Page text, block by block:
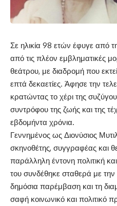
Σε ηλικία 98 ετών έφυγε από
από τις πλέον εμβληματικές
θεάτρου, με διαδρομή που
επτά δεκαετίες. Άφησε την
κρατώντας το χέρι της
συντρόφου της ζωής και της
εβδομήντα χρόνια.
Γεννημένος ως Διονύσιος
σκηνοθέτης, συγγραφέας και
παράλληλη έντονη πολιτική
του συνδέθηκε σταθερά με την
δημόσια παρέμβαση και τη
σαφή κοινωνικό και πολιτικό